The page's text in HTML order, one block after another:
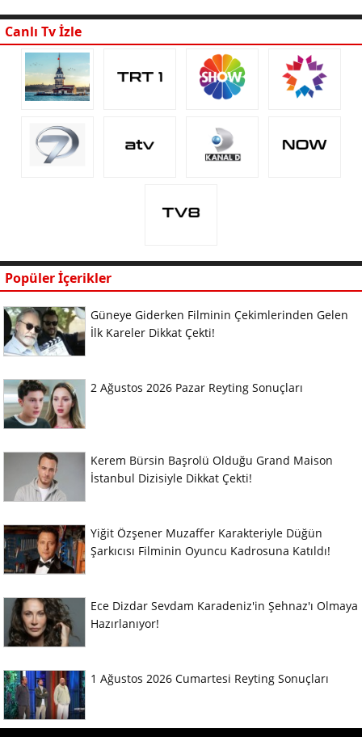
Canlı Tv İzle
Popüler İçerikler
Güneye Giderken Filminin Çekimlerinden Gelen
İlk Kareler Dikkat Çekti!
2 Ağustos 2026 Pazar Reyting Sonuçları
Kerem Bürsin Başrolü Olduğu Grand Maison
İstanbul Dizisiyle Dikkat Çekti!
Yiğit Özşener Muzaffer Karakteriyle Düğün
Şarkıcısı Filminin Oyuncu Kadrosuna Katıldı!
Ece Dizdar Sevdam Karadeniz'in Şehnaz'ı Olmaya
Hazırlanıyor!
1 Ağustos 2026 Cumartesi Reyting Sonuçları